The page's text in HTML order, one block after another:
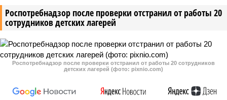
Роспотребнадзор после проверки отстранил от работы 20
сотрудников детских лагерей
Роспотребнадзор после проверки отстранил от работы 20 сотрудников
детских лагерей (фото: pixnio.com)